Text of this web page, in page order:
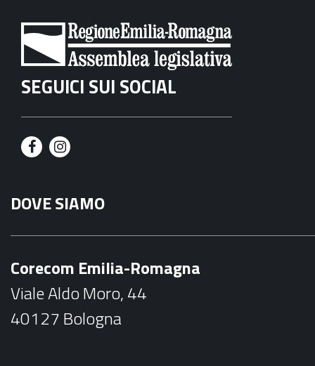
SEGUICI SUI SOCIAL
F
c
e
k
I
s
t
a
DOVE SIAMO
Corecom Emilia-Romagna
Viale Aldo Moro, 44
40127 Bologna